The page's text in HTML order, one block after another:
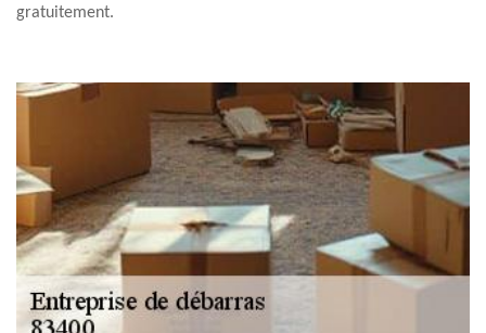
gratuitement.